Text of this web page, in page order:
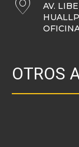
AV.
OTROS